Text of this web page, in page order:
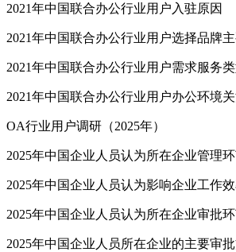
2021年中国联合办公行业用户入驻原因
2021年中国联合办公行业用户选择品牌
2021年中国联合办公行业用户需求服务
2021年中国联合办公行业用户办公环境
OA行业用户调研（2025年）
2025年中国企业人员认为所在企业管理
2025年中国企业人员认为影响企业工作
2025年中国企业人员认为所在企业审批
2025年中国企业人员所在企业的主要审